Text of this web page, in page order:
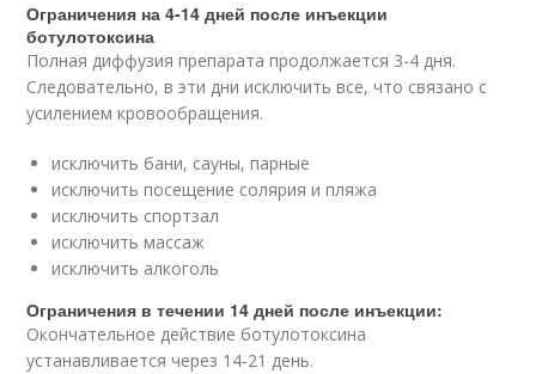
Ограничения на 4-14 дней после инъекции
ботулотоксина
Полная диффузия препарата продолжается 3-4 дня.
Следовательно, в эти дни исключить все, что связано с
усилением кровообращения.
исключить бани, сауны, парные
исключить посещение солярия и пляжа
исключить спортзал
исключить массаж
исключить алкоголь
Ограничения в течении 14 дней после инъекции:
Окончательное действие ботулотоксина
устанавливается через 14-21 день.